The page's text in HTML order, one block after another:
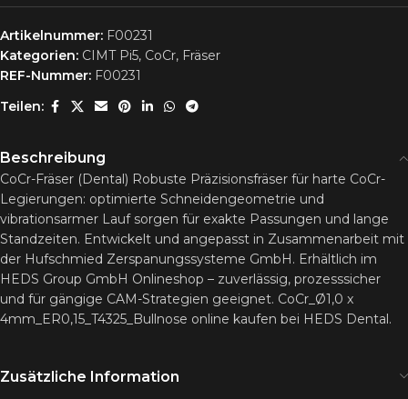
Artikelnummer: F00231
Kategorien: CIMT Pi5, CoCr, Fräser
REF-Nummer: F00231
Teilen:
Beschreibung
CoCr-Fräser (Dental) Robuste Präzisionsfräser für harte CoCr-
Legierungen: optimierte Schneidengeometrie und
vibrationsarmer Lauf sorgen für exakte Passungen und lange
Standzeiten. Entwickelt und angepasst in Zusammenarbeit mit
der Hufschmied Zerspanungssysteme GmbH. Erhältlich im
HEDS Group GmbH Onlineshop – zuverlässig, prozesssicher
und für gängige CAM-Strategien geeignet. CoCr_Ø1,0 x
4mm_ER0,15_T4325_Bullnose online kaufen bei HEDS Dental.
Zusätzliche Information